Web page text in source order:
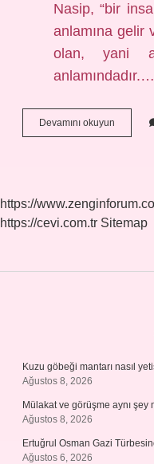
Nasip, “bir
anlamına gelir
olan, yani
anlamındadır.…
Devamını okuyun
Kısmet
https://
https://cevi.com.tr Sitemap
Kuzu göbeği mantarı nasıl
Ağustos 8, 2026
Mülakat ve görüşme aynı şey
Ağustos 8, 2026
Ertuğrul Osman Gazi
Ağustos 6, 2026